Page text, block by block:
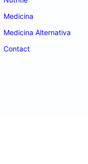
Medicina
Medicina Alternativa
Contact